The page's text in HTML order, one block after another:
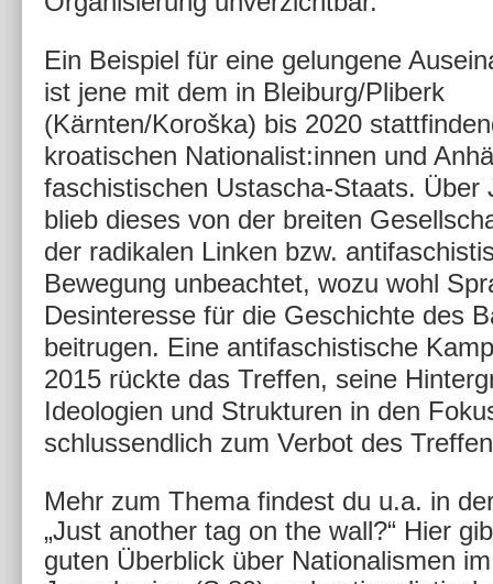
Ein Beispiel für eine gelungene
ist jene mit dem in Bleiburg/Pliberk
(Kärnten/Koroška) bis 2020
kroatischen Nationalist:innen und
faschistischen Ustascha-Staats. Über
blieb dieses von der breiten
der radikalen Linken bzw.
Bewegung unbeachtet, wozu wohl
Desinteresse für die Geschichte des
beitrugen. Eine antifaschistische
2015 rückte das Treffen, seine
Ideologien und Strukturen in den
schlussendlich zum Verbot des
Mehr zum Thema findest du u.a. in
„Just another tag on the wall?“ Hier
guten Überblick über Nationalismen